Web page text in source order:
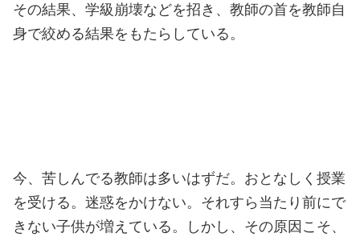
その結果、学級崩壊などを招き、教師の首を教師自
身で絞める結果をもたらしている。
今、苦しんでる教師は多いはずだ。おとなしく授業
を受ける。迷惑をかけない。それすら当たり前にで
きない子供が増えている。しかし、その原因こそ、